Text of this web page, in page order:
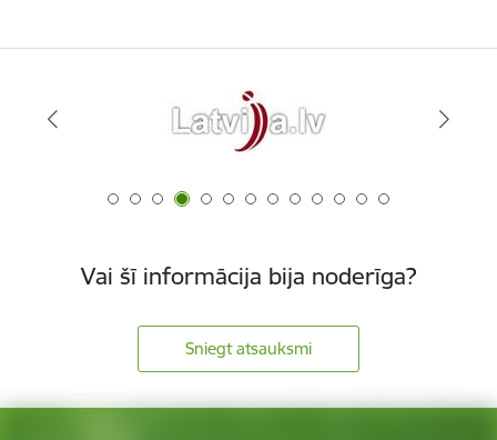
Vai šī informācija bija noderīga?
Sniegt atsauksmi